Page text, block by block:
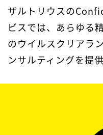
ザルトリウスの
ビスでは、あらゆる
のウイルスクリアラ
ンサルティングを提供